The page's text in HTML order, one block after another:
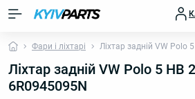
Фари і ліхтарі Ліхтар задній VW Polo
Ліхтар задній VW Polo 5 HB
6R0945095N